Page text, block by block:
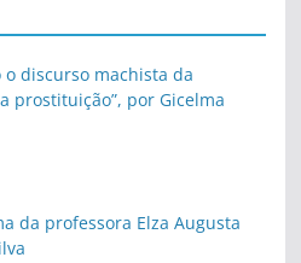
o discurso machista da
prostituição”, por Gicelma
da professora Elza Augusta